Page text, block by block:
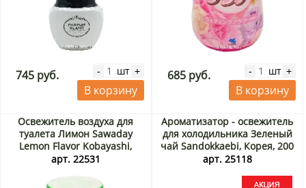
745 руб. - шт +
В корзину
685 руб. - шт +
В корзину
Освежитель воздуха для
туалета Лимон Sawaday
Lemon Flavor Kobayashi,
Япония, 140 г
арт. 22531
Ароматизатор - освежитель
для холодильника Зеленый
чай Sandokkaebi, Корея, 200
г Акция
арт. 25118